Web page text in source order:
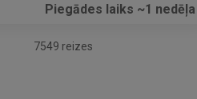
Piegādes laiks ~1 nedēļa
7549 reizes